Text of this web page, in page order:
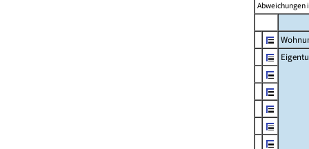
Abweichungen